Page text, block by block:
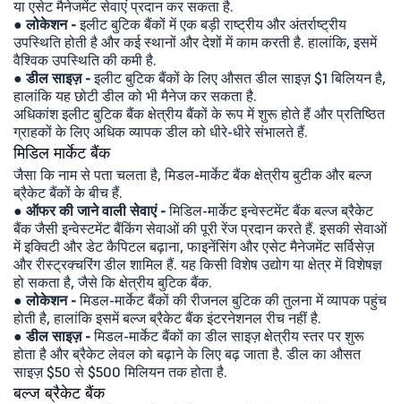
या एसेट मैनेजमेंट सेवाएं प्रदान कर सकता है.
● लोकेशन -इलीट बुटिक बैंकों में एक बड़ी राष्ट्रीय और अंतर्राष्ट्रीय
उपस्थिति होती है और कई स्थानों और देशों में काम करती है. हालांकि, इसमें
वैश्विक उपस्थिति की कमी है.
●डील साइज़ -इलीट बुटिक बैंकों के लिए औसत डील साइज़ $1 बिलियन है,
हालांकि यह छोटी डील को भी मैनेज कर सकता है.
अधिकांश इलीट बुटिक बैंक क्षेत्रीय बैंकों के रूप में शुरू होते हैं और प्रतिष्ठित
ग्राहकों के लिए अधिक व्यापक डील को धीरे-धीरे संभालते हैं.
मिडिल मार्केट बैंक
जैसा कि नाम से पता चलता है, मिडल-मार्केट बैंक क्षेत्रीय बुटीक और बल्ज
ब्रैकेट बैंकों के बीच हैं.
● ऑफर की जाने वाली सेवाएं -मिडिल-मार्केट इन्वेस्टमेंट बैंक बल्ज ब्रैकेट
बैंक जैसी इन्वेस्टमेंट बैंकिंग सेवाओं की पूरी रेंज प्रदान करते हैं. इसकी सेवाओं
में इक्विटी और डेट कैपिटल बढ़ाना, फाइनेंसिंग और एसेट मैनेजमेंट सर्विसेज़
और रीस्ट्रक्चरिंग डील शामिल हैं. यह किसी विशेष उद्योग या क्षेत्र में विशेषज्ञ
हो सकता है, जैसे कि क्षेत्रीय बुटिक बैंक.
● लोकेशन -मिडल-मार्केट बैंकों की रीजनल बुटिक की तुलना में व्यापक पहुंच
होती है, हालांकि इसमें बल्ज ब्रैकेट बैंक इंटरनेशनल रीच नहीं है.
● डील साइज़ -मिडल-मार्केट बैंकों का डील साइज़ क्षेत्रीय स्तर पर शुरू
होता है और ब्रैकेट लेवल को बढ़ाने के लिए बढ़ जाता है. डील का औसत
साइज़ $50 से $500 मिलियन तक होता है.
बल्ज ब्रैकेट बैंक